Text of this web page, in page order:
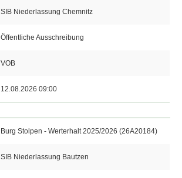
SIB Niederlassung Chemnitz
Öffentliche Ausschreibung
VOB
12.08.2026 09:00
Burg Stolpen - Werterhalt 2025/2026 (26A20184)
SIB Niederlassung Bautzen